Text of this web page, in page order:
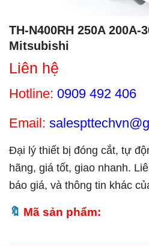
TH-N400RH 250A 200A-
Mitsubishi
Liên hệ
Hotline: 0909 492 406
Email:
Đại lý thiết bị đóng cắt, tự
hãng, giá tốt, giao nhanh.
báo giá, và thông tin khác
Mã sản phẩm: